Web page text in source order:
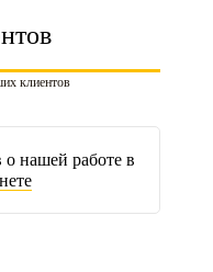
клиентов
нашей работе в